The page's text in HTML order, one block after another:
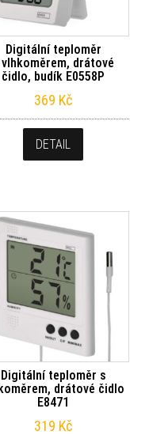
Digitální teploměr
drátové
čidlo, budík E0558P
369 Kč
DETAIL
Digitální teploměr s
drátové čidlo
E8471
319 Kč